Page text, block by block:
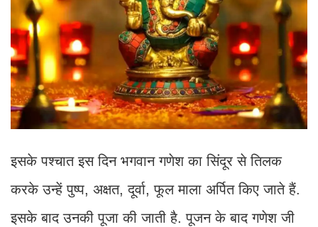
इसके पश्चात इस दिन भगवान गणेश का सिंदूर से तिलक
करके उन्हें पुष्प, अक्षत, दूर्वा, फूल माला अर्पित किए जाते हैं.
इसके बाद उनकी पूजा की जाती है. पूजन के बाद गणेश जी